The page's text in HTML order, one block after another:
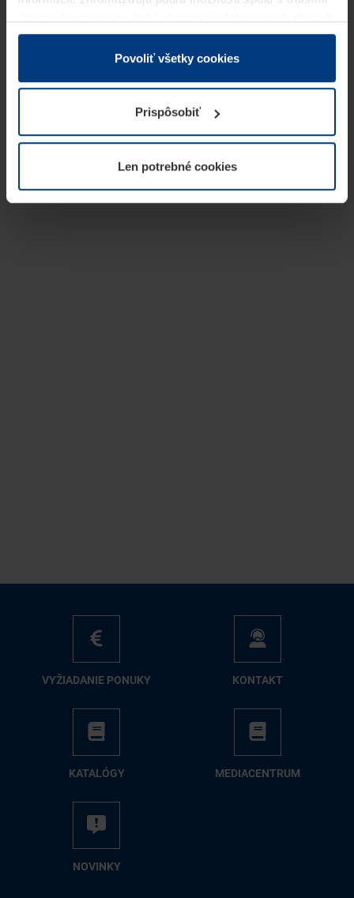
v rámci Vášho využívania služieb.
Z právneho hľadiska môžeme cookies ukladať na Vašom
prevádzku tejto stránky. Pre všetky ostatné typy cookie
potrebujeme Vaše povolenie. Vaše povolenie môžete
kedykoľvek zmeniť alebo odvolať vo vysvetlení cookie
našej webovej stránky.
Povoliť všetky cookies
Prispôsobiť
Len potrebné cookies
VY­ŽIA­DA­NIE PO­NU­KY KON­TAKT
KA­TA­LÓ­GY ME­DIA­CEN­TRUM
NO­VIN­KY